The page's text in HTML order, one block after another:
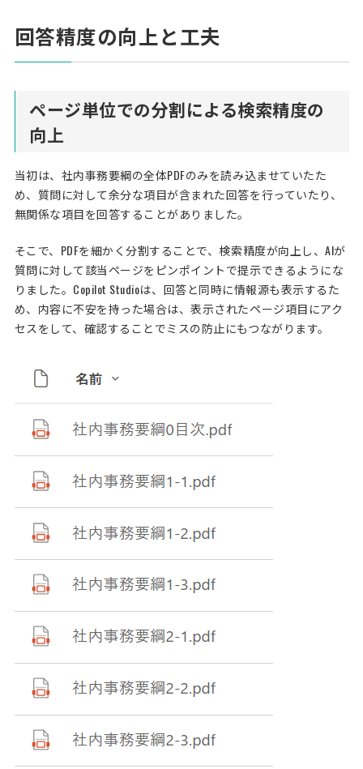
回答精度の向上と工夫
ページ単位での分割による検索精度の
向上
当初は、社内事務要綱の全体PDFのみを読み込ませていたた
め、質問に対して余分な項目が含まれた回答を行っていたり、
無関係な項目を回答することがありました。
そこで、PDFを細かく分割することで、検索精度が向上し、AIが
質問に対して該当ページをピンポイントで提示できるようにな
りました。Copilot Studioは、回答と同時に情報源も表示するた
め、内容に不安を持った場合は、表示されたページ項目にアク
セスをして、確認することでミスの防止にもつながります。